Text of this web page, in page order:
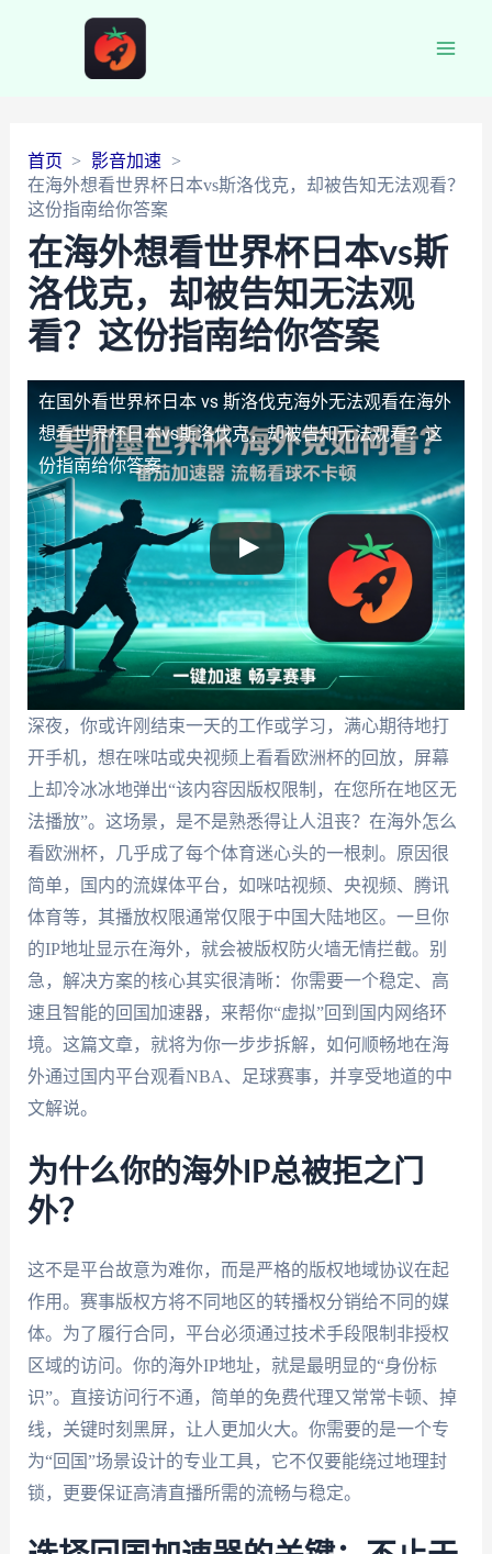
首页
影音加速
在海外想看世界杯日本vs斯洛伐克，却被告知无法观看？
这份指南给你答案
在海外想看世界杯日本vs斯
洛伐克，却被告知无法观
看？这份指南给你答案
在国外看世界杯日本 vs 斯洛伐克海外无法观看在海外
想看世界杯日本vs斯洛伐克，却被告知无法观看？这
份指南给你答案
深夜，你或许刚结束一天的工作或学习，满心期待地打
开手机，想在咪咕或央视频上看看欧洲杯的回放，屏幕
上却冷冰冰地弹出“该内容因版权限制，在您所在地区无
法播放”。这场景，是不是熟悉得让人沮丧？在海外怎么
看欧洲杯，几乎成了每个体育迷心头的一根刺。原因很
简单，国内的流媒体平台，如咪咕视频、央视频、腾讯
体育等，其播放权限通常仅限于中国大陆地区。一旦你
的IP地址显示在海外，就会被版权防火墙无情拦截。别
急，解决方案的核心其实很清晰：你需要一个稳定、高
速且智能的回国加速器，来帮你“虚拟”回到国内网络环
境。这篇文章，就将为你一步步拆解，如何顺畅地在海
外通过国内平台观看NBA、足球赛事，并享受地道的中
文解说。
为什么你的海外IP总被拒之门
外？
这不是平台故意为难你，而是严格的版权地域协议在起
作用。赛事版权方将不同地区的转播权分销给不同的媒
体。为了履行合同，平台必须通过技术手段限制非授权
区域的访问。你的海外IP地址，就是最明显的“身份标
识”。直接访问行不通，简单的免费代理又常常卡顿、掉
线，关键时刻黑屏，让人更加火大。你需要的是一个专
为“回国”场景设计的专业工具，它不仅要能绕过地理封
锁，更要保证高清直播所需的流畅与稳定。